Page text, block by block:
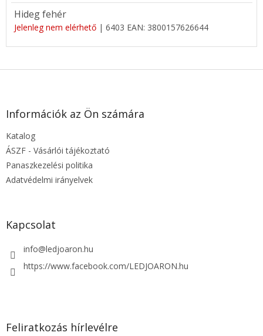
Hideg fehér
Jelenleg nem elérhető | 6403 EAN: 3800157626644
L
Információk az Ön számára
Katalog
ÁSZF - Vásárlói tájékoztató
Panaszkezelési politika
Adatvédelmi irányelvek
Kapcsolat
info@ledjoaron.hu
https://www.facebook.com/LEDJOARON.hu
Feliratkozás hírlevélre